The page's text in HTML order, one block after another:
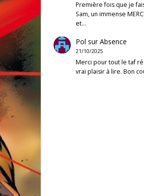
Première fois que je
Sam, un immense
et…
Pol surAbsence
21/10/2025
Merci pour tout le taf
vrai plaisir à lire. Bon